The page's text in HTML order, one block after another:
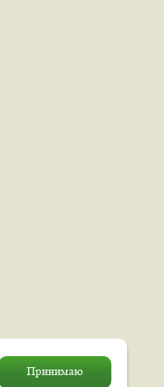
Принимаю